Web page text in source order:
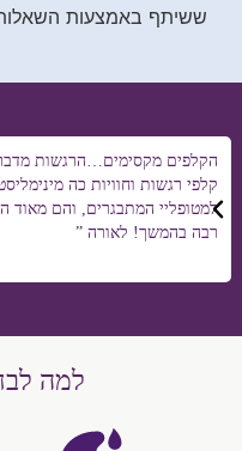
ששיתף באמצעות
הקלפים מקסימים…הרגשות
קלפי רגשות וחוויות כה
למטופליי המתבגרים, והם מאוד
רבה בהמשך! לאורה ”
למה